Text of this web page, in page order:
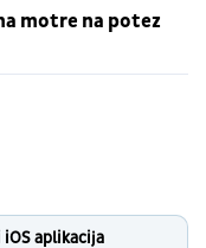
motre na potez
aplikacija